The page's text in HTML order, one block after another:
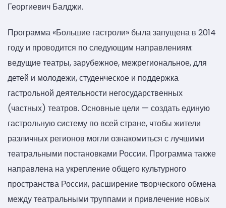
Георгиевич Балджи.
Программа «Большие гастроли» была запущена в 2014
году и проводится по следующим направлениям:
ведущие театры, зарубежное, межрегиональное, для
детей и молодежи, студенческое и поддержка
гастрольной деятельности негосударственных
(частных) театров. Основные цели — создать единую
гастрольную систему по всей стране, чтобы жители
различных регионов могли ознакомиться с лучшими
театральными постановками России. Программа также
направлена на укрепление общего культурного
пространства России, расширение творческого обмена
между театральными труппами и привлечение новых